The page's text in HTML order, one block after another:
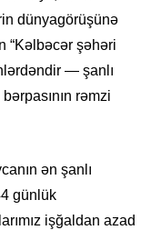
dünyagörüşünə
“Kəlbəcər şəhəri
— şanlı
rəmzi
ən şanlı
günlük
işğaldan azad